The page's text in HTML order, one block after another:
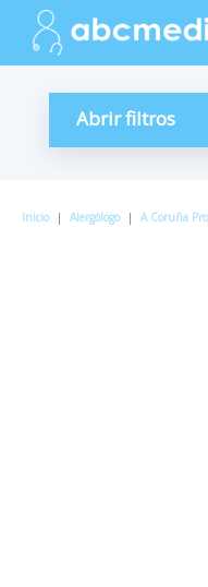
Abrir filtros
Inicio | Alergólogo | A Coruña